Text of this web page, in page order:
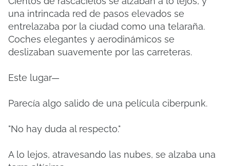
una intrincada red de pasos elevados se
entrelazaba por la ciudad como una telaraña.
Coches elegantes y aerodinámicos se
deslizaban suavemente por las carreteras.
Este lugar—
Parecía algo salido de una película ciberpunk.
"No hay duda al respecto."
A lo lejos, atravesando las nubes, se alzaba una